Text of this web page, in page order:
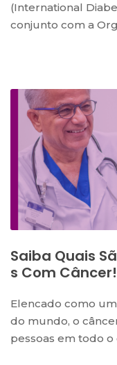
(International
conjunto com a
Saiba Quais
S Com Câncer!
Elencado como
do mundo, o
pessoas em todo o